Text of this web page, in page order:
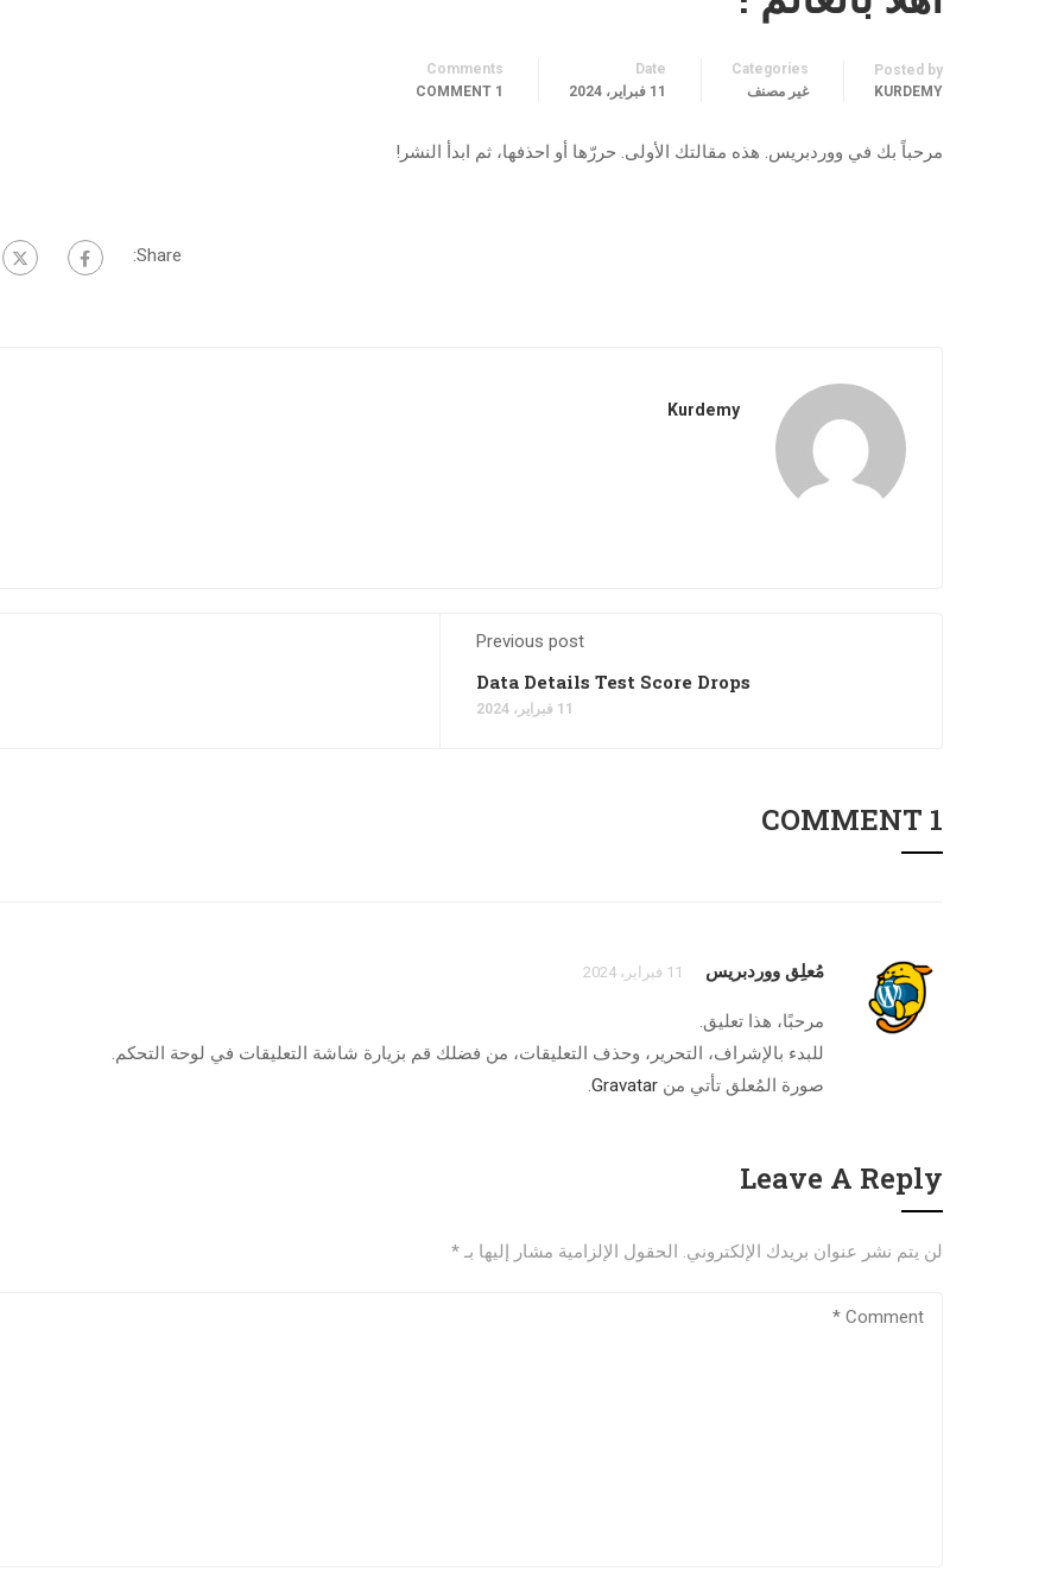
Posted by
KURDEMY
Categories
غير مصنف
Date
11 فبراير، 2024
Comments
1 COMMENT
مرحباً بك في ووردبريس. هذه مقالتك الأولى. حررّها أو احذفها، ثم ابدأ النشر!
Share:
Kurdemy
Previous post
Data Details Test Score Drops
11 فبراير، 2024
1 COMMENT
مُعلِق ووردبريس 11 فبراير، 2024
مرحبًا، هذا تعليق.
للبدء بالإشراف، التحرير، وحذف التعليقات، من فضلك قم بزيارة شاشة التعليقات في لوحة التحكم.
صورة المُعلق تأتي من Gravatar
.
Leave A Reply
لن يتم نشر عنوان بريدك الإلكتروني. الحقول الإلزامية مشار إليها بـ *